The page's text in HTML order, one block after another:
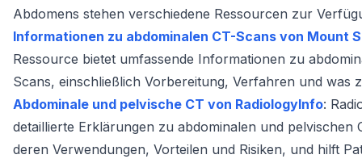
Abdomens stehen verschiedene Ressourcen zur
Informationen zu abdominalen CT-Scans von Mount
Ressource bietet umfassende Informationen zu
Scans, einschließlich Vorbereitung, Verfahren und was
Abdominale und pelvische CT von RadiologyInfo:
detaillierte Erklärungen zu abdominalen und pelvischen
deren Verwendungen, Vorteilen und Risiken, und hilft